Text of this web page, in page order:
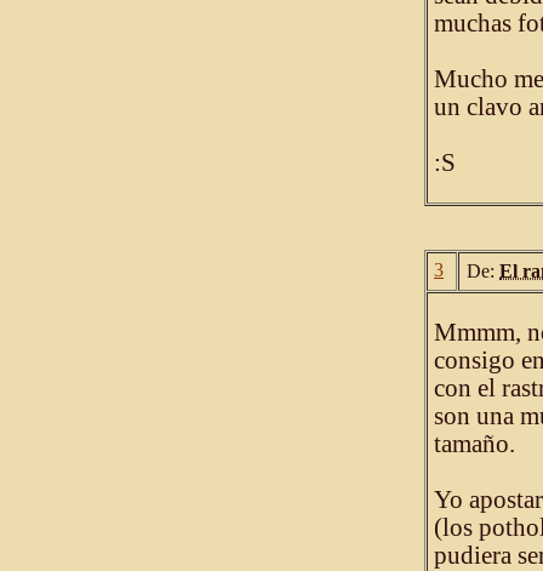
muchas
Mucho
un clavo
:S
3 De: El
Mmmm,
consigo
con el
son una
tamaño.
Yo
(los
pudiera